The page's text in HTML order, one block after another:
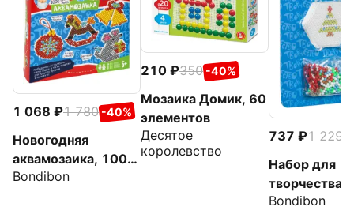
1 068 1 780 -40%
Новогодняя
аквамозаика, 1000
бусин
Bondibon
210 350 -40%
Мозаика Домик, 60
элементов
Десятое
королевство
737 1 229
Набор для
творчества.
Новогодняя
Bondibon